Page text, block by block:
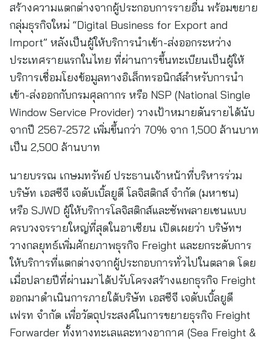
สร้างความแตกต่างจากผู้ประกอบการรายอื่น พร้อมขยาย
กลุ่มธุรกิจใหม่ “Digital Business for Export and
Import” หลังเป็นผู้ให้บริการนำเข้า-ส่งออกระหว่าง
ประเทศรายแรกในไทย ที่ผ่านการขึ้นทะเบียนเป็นผู้ให้
บริการเชื่อมโยงข้อมูลทางอิเล็กทรอนิกส์สำหรับการนำ
เข้า-ส่งออกกับกรมศุลกากร หรือ NSP (National Single
Window Service Provider) วางเป้าหมายดันรายได้นับ
จากปี 2567-2572 เพิ่มขึ้นกว่า 70% จาก 1,500 ล้านบาท
เป็น 2,500 ล้านบาท
นายบรรณ เกษมทรัพย์ ประธานเจ้าหน้าที่บริหารร่วม
บริษัท เอสซีจี เจดับเบิ้ลยูดี โลจิสติกส์ จำกัด (มหาชน)
หรือ SJWD ผู้ให้บริการโลจิสติกส์และซัพพลายเชนแบบ
ครบวงจรรายใหญ่ที่สุดในอาเซียน เปิดเผยว่า บริษัทฯ
วางกลยุทธ์เพิ่มศักยภาพธุรกิจ Freight และยกระดับการ
ให้บริการที่แตกต่างจากผู้ประกอบการทั่วไปในตลาด โดย
เมื่อปลายปีที่ผ่านมาได้ปรับโครงสร้างแยกธุรกิจ Freight
ออกมาดำเนินการภายใต้บริษัท เอสซีจี เจดับเบิ้ลยูดี
เฟรท จำกัด เพื่อวัตถุประสงค์ในการขยายธุรกิจ Freight
Forwarder ทั้งทางทะเลและทางอากาศ (Sea Freight &